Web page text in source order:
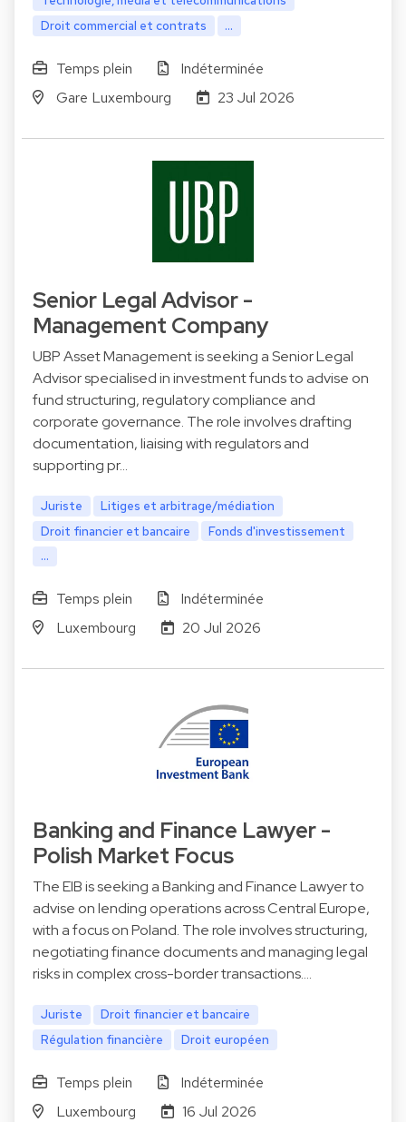
Droit commercial et contrats
...
Temps plein
Indéterminée
Gare Luxembourg
23 Jul 2026
Senior Legal Advisor -
Management Company
UBP Asset Management is seeking a Senior Legal
Advisor specialised in investment funds to advise on
fund structuring, regulatory compliance and
corporate governance. The role involves drafting
documentation, liaising with regulators and
supporting pr…
Juriste
Litiges et arbitrage/médiation
Droit financier et bancaire
Fonds d'investissement
...
Temps plein
Indéterminée
Luxembourg
20 Jul 2026
Banking and Finance Lawyer -
Polish Market Focus
The EIB is seeking a Banking and Finance Lawyer to
advise on lending operations across Central Europe,
with a focus on Poland. The role involves structuring,
negotiating finance documents and managing legal
risks in complex cross-border transactions.…
Juriste
Droit financier et bancaire
Régulation financière
Droit européen
Temps plein
Indéterminée
Luxembourg
16 Jul 2026